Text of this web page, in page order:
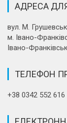
АДРЕСА
вул. М.
м. Івано-
Івано-
ТЕЛЕФОН
+38 0342 552 616